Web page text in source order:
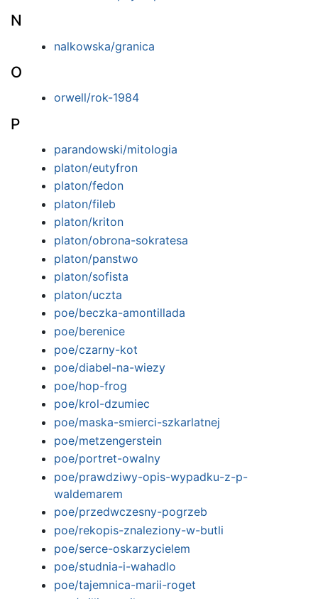
N
nalkowska/granica
O
orwell/rok-1984
P
parandowski/mitologia
platon/eutyfron
platon/fedon
platon/fileb
platon/kriton
platon/obrona-sokratesa
platon/panstwo
platon/sofista
platon/uczta
poe/beczka-amontillada
poe/berenice
poe/czarny-kot
poe/diabel-na-wiezy
poe/hop-frog
poe/krol-dzumiec
poe/maska-smierci-szkarlatnej
poe/metzengerstein
poe/portret-owalny
poe/prawdziwy-opis-wypadku-z-p-
waldemarem
poe/przedwczesny-pogrzeb
poe/rekopis-znaleziony-w-butli
poe/serce-oskarzycielem
poe/studnia-i-wahadlo
poe/tajemnica-marii-roget